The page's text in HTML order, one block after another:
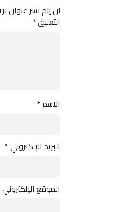
لن يتم نشر عنوان
التعليق*
الاسم*
البريد الإلكتروني*
الموقع الإلكتروني